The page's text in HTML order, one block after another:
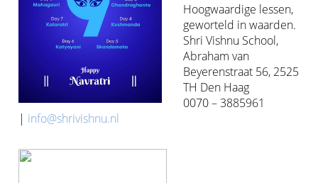
Hoogwaardige lessen,
geworteld in waarden.
Shri Vishnu School,
Abraham van
Beyerenstraat 56, 2525
TH Den Haag
0070 – 3885961
| info@shrivishnu.nl